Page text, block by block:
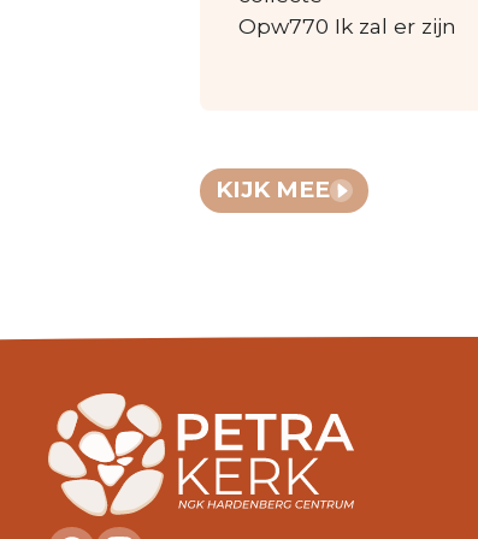
Opw770 Ik zal er zijn
KIJK MEE